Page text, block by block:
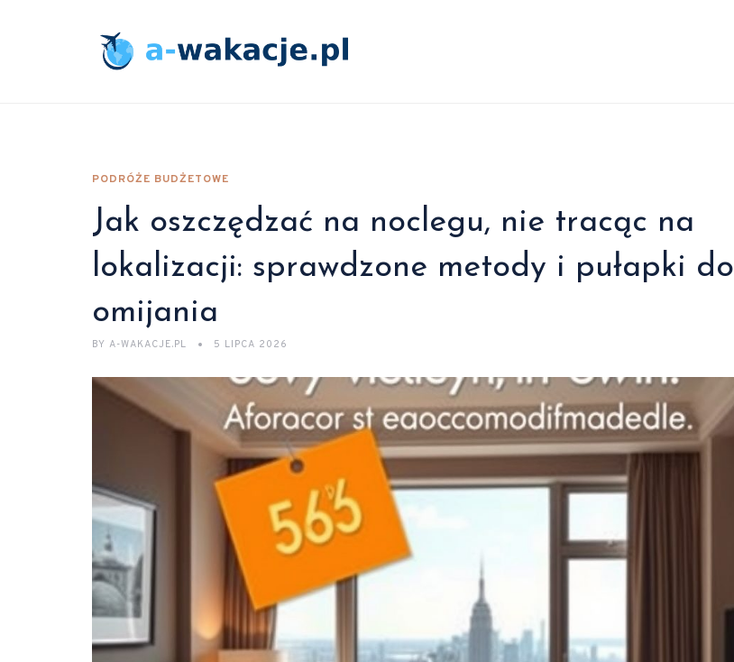
PODRÓŻE BUDŻETOWE
Jak oszczędzać na noclegu, nie tracąc na
lokalizacji: sprawdzone metody i pułapki do
omijania
BY A-WAKACJE.PL 5 LIPCA 2026